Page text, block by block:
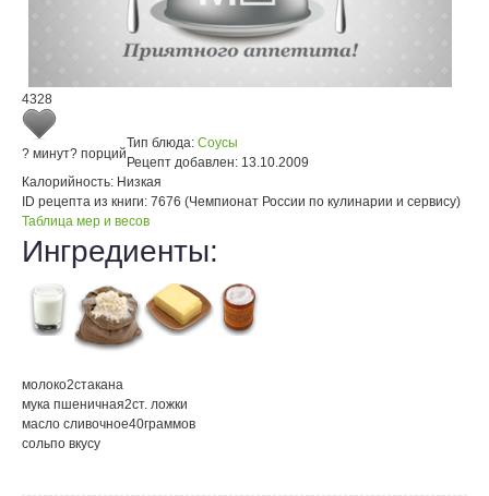
4328
? минут? порций
Тип блюда: Соусы
Рецепт добавлен: 13.10.2009
Калорийность: Низкая
ID рецепта из книги: 7676 (Чемпионат России по кулинарии и сервису)
Таблица мер и весов
Ингредиенты:
молоко2стакана
мука пшеничная2ст. ложки
масло сливочное40граммов
сольпо вкусу